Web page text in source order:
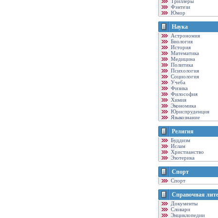
Фэнтези
Юмор
Наука
Астрономия
Биология
История
Математика
Медицина
Политика
Психология
Социология
Учеба
Физика
Философия
Химия
Экономика
Юриспруденция
Языкознание
Религия
Буддизм
Ислам
Христианство
Эзотерика
Спорт
Спорт
Справочная
Документы
Словари
Энциклопедии